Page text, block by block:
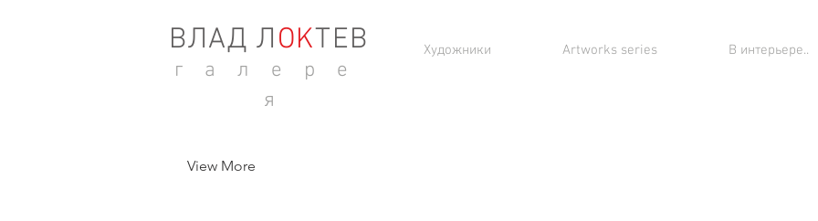
ВЛАД ЛОKТЕВ
г а л е р е
я
Художники Artworks series В интерьере..
View More